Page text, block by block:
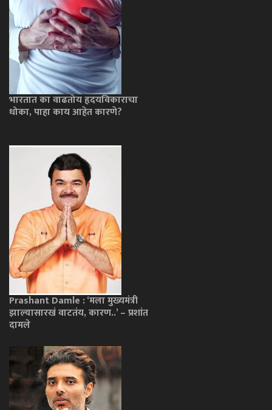
भारतात का वाढतोय हृदयविकाराचा
धोका, पाहा काय आहेत कारणे?
Prashant Damle : ‘मला मुख्यमंत्री
झाल्यासारखं वाटतंय, कारण..’ – प्रशांत
दामले